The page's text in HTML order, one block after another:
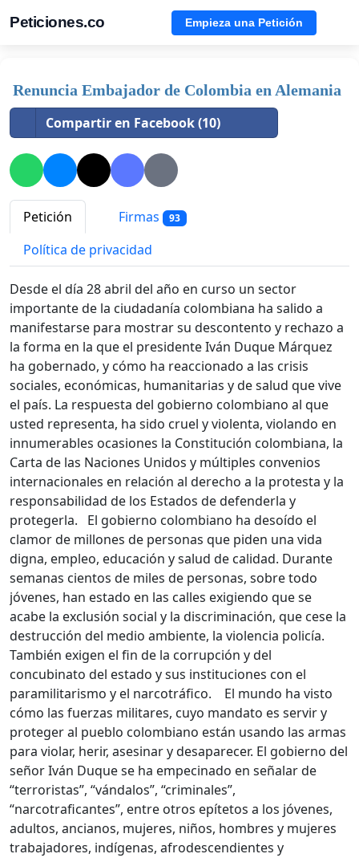
Peticiones.co Empieza una Petición
Renuncia Embajador de Colombia en Alemania
Compartir en Facebook (10)
Petición Firmas 93
Política de privacidad
Desde el día 28 abril del año en curso un sector
importante de la ciudadanía colombiana ha salido a
manifestarse para mostrar su descontento y rechazo a
la forma en la que el presidente Iván Duque Márquez
ha gobernado, y cómo ha reaccionado a las crisis
sociales, económicas, humanitarias y de salud que vive
el país. La respuesta del gobierno colombiano al que
usted representa, ha sido cruel y violenta, violando en
innumerables ocasiones la Constitución colombiana, la
Carta de las Naciones Unidos y múltiples convenios
internacionales en relación al derecho a la protesta y la
responsabilidad de los Estados de defenderla y
protegerla. El gobierno colombiano ha desoído el
clamor de millones de personas que piden una vida
digna, empleo, educación y salud de calidad. Durante
semanas cientos de miles de personas, sobre todo
jóvenes, han estado en las calles exigiendo que se
acabe la exclusión social y la discriminación, que cese la
destrucción del medio ambiente, la violencia policía.
También exigen el fin de la corrupción y del
concubinato del estado y sus instituciones con el
paramilitarismo y el narcotráfico. El mundo ha visto
cómo las fuerzas militares, cuyo mandato es servir y
proteger al pueblo colombiano están usando las armas
para violar, herir, asesinar y desaparecer. El gobierno del
señor Iván Duque se ha empecinado en señalar de
“terroristas”, “vándalos”, “criminales”,
“narcotraficantes”, entre otros epítetos a los jóvenes,
adultos, ancianos, mujeres, niños, hombres y mujeres
trabajadores, indígenas, afrodescendientes y